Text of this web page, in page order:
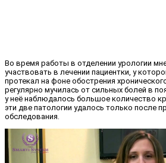
Во время работы в отделении урологии
участвовать в лечении пациентки, у
протекал на фоне обострения
регулярно мучилась от сильных болей в
у неё наблюдалось большое количество
эти две патологии удалось только после
обследования.